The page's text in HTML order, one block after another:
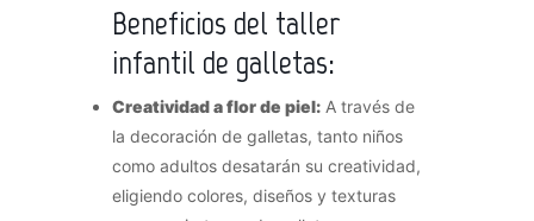
Beneficios del taller
infantil de galletas:
Creatividad a flor de piel: A través de
la decoración de galletas, tanto niños
como adultos desatarán su creatividad,
eligiendo colores, diseños y texturas